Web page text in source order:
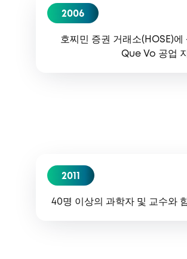
2006
호찌민 증권 거래소(HOSE)
Que Vo 공업
2011
40명 이상의 과학자 및 교수와